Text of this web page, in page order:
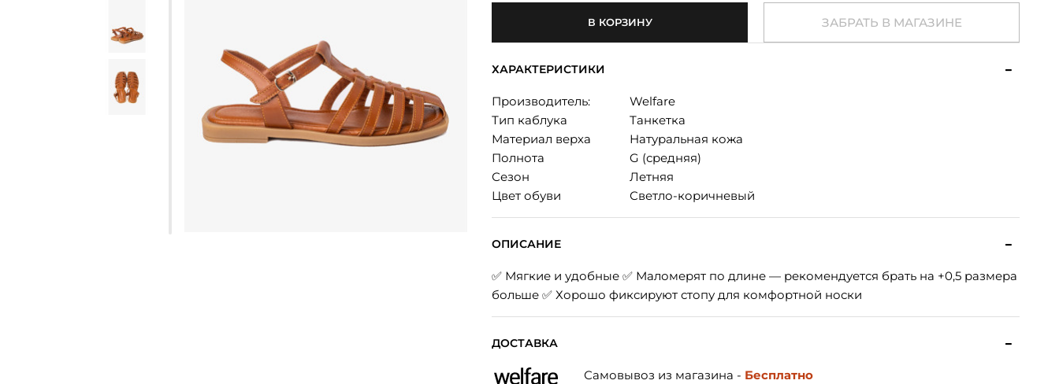
В КОРЗИНУ ЗАБРАТЬ В МАГАЗИНЕ
ХАРАКТЕРИСТИКИ
Производитель:
Welfare
Тип каблука
Танкетка
Материал верха
Натуральная кожа
Полнота
G (средняя)
Сезон
Летняя
Цвет обуви
Светло-коричневый
ОПИСАНИЕ
✅ Мягкие и удобные ✅ Маломерят по длине — рекомендуется брать на +0,5 размера
больше ✅ Хорошо фиксируют стопу для комфортной носки
ДОСТАВКА
Самовывоз из магазина - Бесплатно